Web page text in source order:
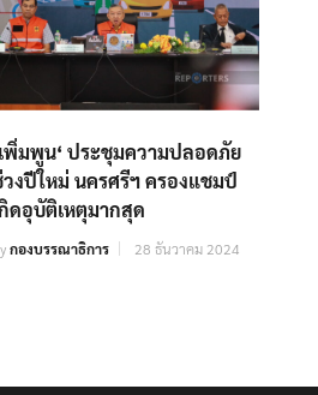
พิ่มพูน‘ ประชุมความปลอดภัย
งปีใหม่ นครศรีฯ ครองแชมป์
ดอุบัติเหตุมากสุด
กองบรรณาธิการ 28 ธันวาคม 2024